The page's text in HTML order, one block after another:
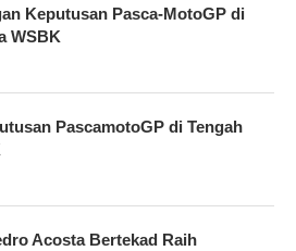
Keputusan Pasca-MotoGP di
WSBK
PascamotoGP di Tengah
Acosta Bertekad Raih